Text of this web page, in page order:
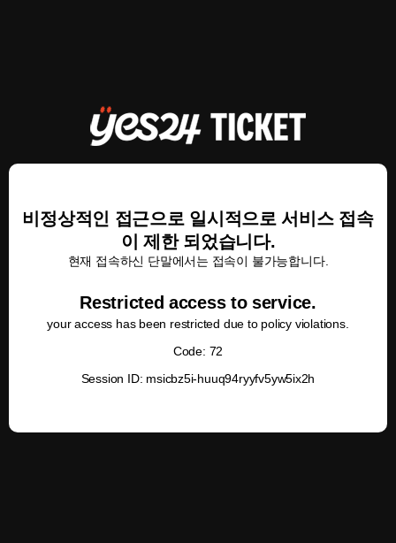
비정상적인 접근으로 일시적으로 서비스 접속
이 제한 되었습니다.
현재 접속하신 단말에서는 접속이 불가능합니다.
Restricted access to service.
your access has been restricted due to policy violations.
Code: 72
Session ID: msicbz5i-huuq94ryyfv5yw5ix2h